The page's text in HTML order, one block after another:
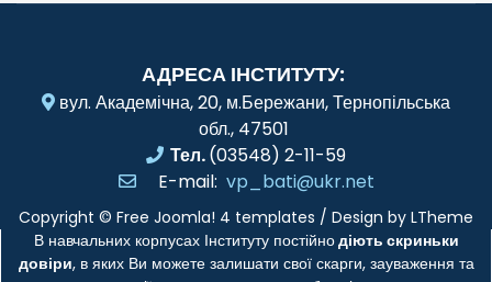
АДРЕСА ІНСТИТУТУ:
вул. Академічна, 20, м.Бережани, Тернопільська
обл., 47501
Тел.(03548) 2-11-59
E-mail: vp_bati@ukr.net
Copyright © Free Joomla! 4 templates / Design by LTheme
В навчальних корпусах Інституту постійнодіють скриньки
довіри, в яких Ви можете залишати свої скарги, зауваження та